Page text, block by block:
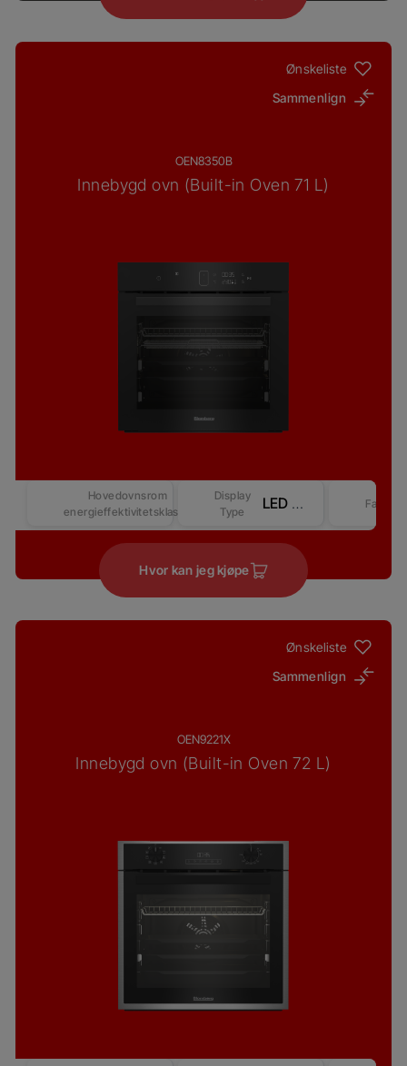
Ønskeliste
Sammenlign
OEN8350B
Innebygd ovn (Built-in Oven 71 L)
Hovedovnsrom
energieffektivitetsklasse
Display
Type
LED Display - Touch control (Revo-Better) – Competitive-2 Farge
Hvor kan jeg kjøpe
Ønskeliste
Sammenlign
OEN9221X
Innebygd ovn (Built-in Oven 72 L)